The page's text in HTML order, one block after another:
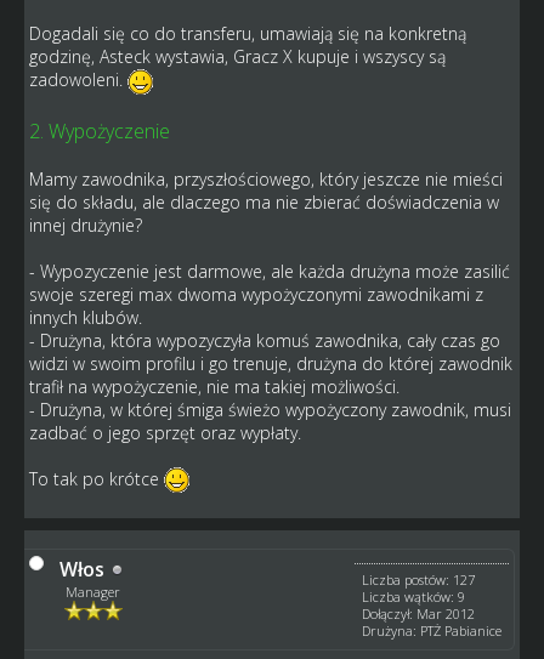
Dogadali się co do transferu, umawiają się na konkretną
godzinę, Asteck wystawia, Gracz X kupuje i wszyscy są
zadowoleni.
2. Wypożyczenie
Mamy zawodnika, przyszłościowego, który jeszcze nie mieści
się do składu, ale dlaczego ma nie zbierać doświadczenia w
innej drużynie?
- Wypozyczenie jest darmowe, ale każda drużyna może zasilić
swoje szeregi max dwoma wypożyczonymi zawodnikami z
innych klubów.
- Drużyna, która wypozyczyła komuś zawodnika, cały czas go
widzi w swoim profilu i go trenuje, drużyna do której zawodnik
trafił na wypożyczenie, nie ma takiej możliwości.
- Drużyna, w której śmiga świeżo wypożyczony zawodnik, musi
zadbać o jego sprzęt oraz wypłaty.
To tak po krótce
Włos
Manager
Liczba postów: 127
Liczba wątków: 9
Dołączył: Mar 2012
Drużyna: PTŻ Pabianice